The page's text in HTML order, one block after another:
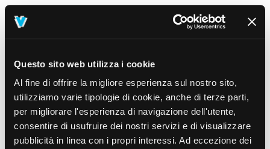
Questo sito web utilizza i cookie
Al fine di offrire la migliore esperienza sul nostro sito,
utilizziamo varie tipologie di cookie, anche di terze parti,
per migliorare l'esperienza di navigazione dell'utente,
consentire di usufruire dei nostri servizi e di visualizzare
pubblicità in linea con i propri interessi. Ad eccezione dei